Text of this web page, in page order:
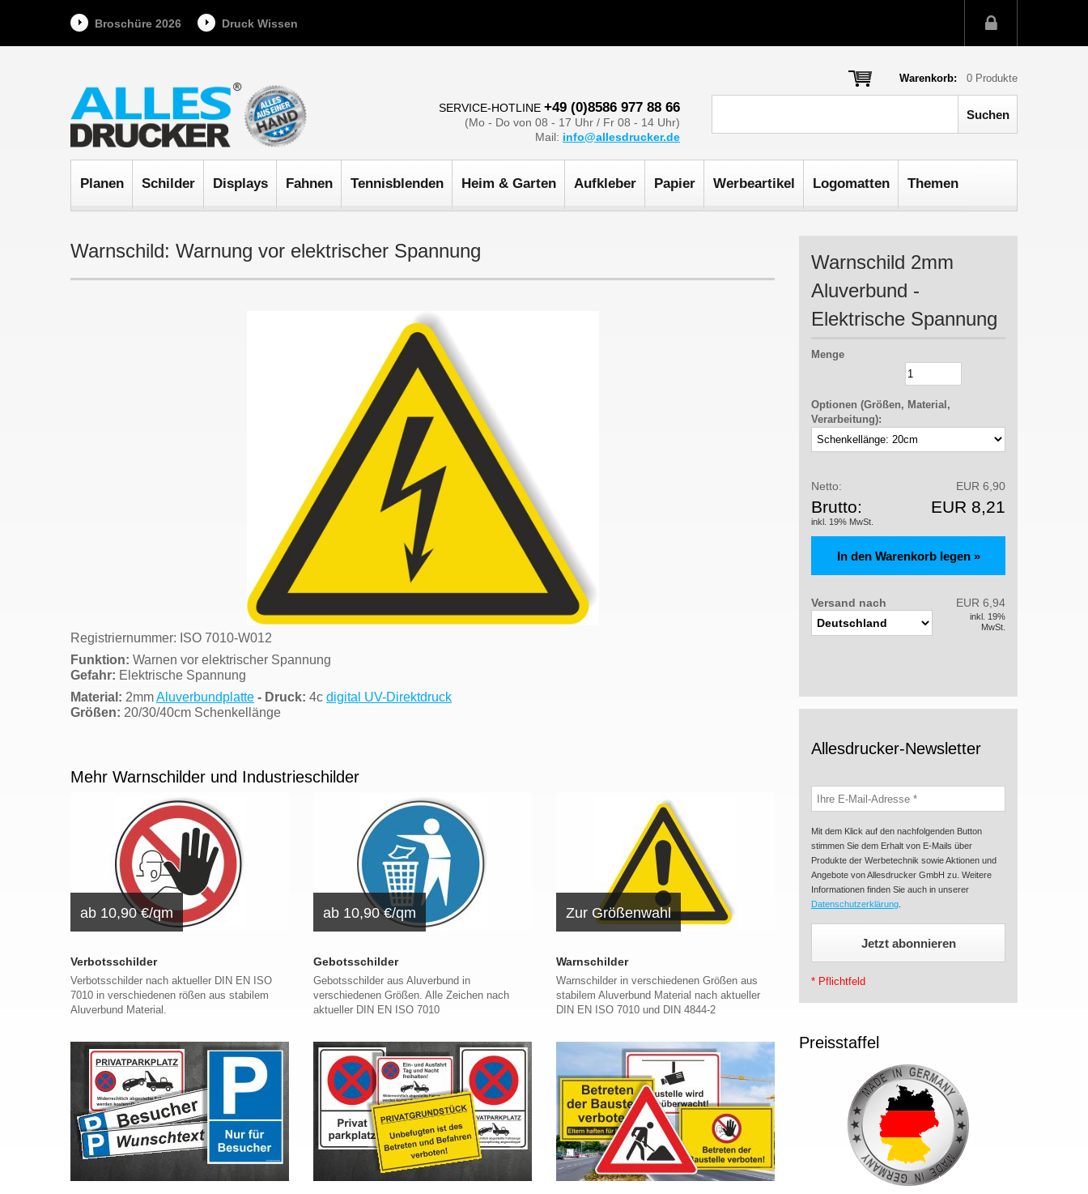
Broschüre 2026 Druck Wissen
Warenkorb: 0 Produkte
SERVICE-HOTLINE +49 (0)8586 977 88 66
(Mo - Do von 08 - 17 Uhr / Fr 08 - 14 Uhr)
Mail: info@allesdrucker.de
Planen Schilder Displays Fahnen Tennisblenden Heim & Garten Aufkleber Papier Werbeartikel Logomatten Themen
Warnschild: Warnung vor elektrischer Spannung
Registriernummer: ISO 7010-W012
Funktion: Warnen vor elektrischer Spannung
Gefahr: Elektrische Spannung
Material: 2mmAluverbundplatte - Druck: 4c digital UV-Direktdruck
Größen: 20/30/40cm Schenkellänge
Mehr Warnschilder und Industrieschilder
ab 10,90 €/qm
Verbotsschilder
Verbotsschilder nach aktueller DIN EN ISO
7010 in verschiedenen rößen aus stabilem
Aluverbund Material.
ab 10,90 €/qm
Gebotsschilder
Gebotsschilder aus Aluverbund in
verschiedenen Größen. Alle Zeichen nach
aktueller DIN EN ISO 7010
Zur Größenwahl
Warnschilder
Warnschilder in verschiedenen Größen aus
stabilem Aluverbund Material nach aktueller
DIN EN ISO 7010 und DIN 4844-2
Warnschild 2mm
Aluverbund -
Elektrische Spannung
Menge
Optionen (Größen, Material,
Verarbeitung):
Netto: EUR 6,90
Brutto:
inkl. 19% MwSt.
EUR 8,21
Versand nach EUR 6,94
inkl. 19%
MwSt.
Allesdrucker-Newsletter
Mit dem Klick auf den nachfolgenden Button
stimmen Sie dem Erhalt von E-Mails über
Produkte der Werbetechnik sowie Aktionen und
Angebote von Allesdrucker GmbH zu. Weitere
Informationen finden Sie auch in unserer
Datenschutzerklärung
* Pflichtfeld
Preisstaffel